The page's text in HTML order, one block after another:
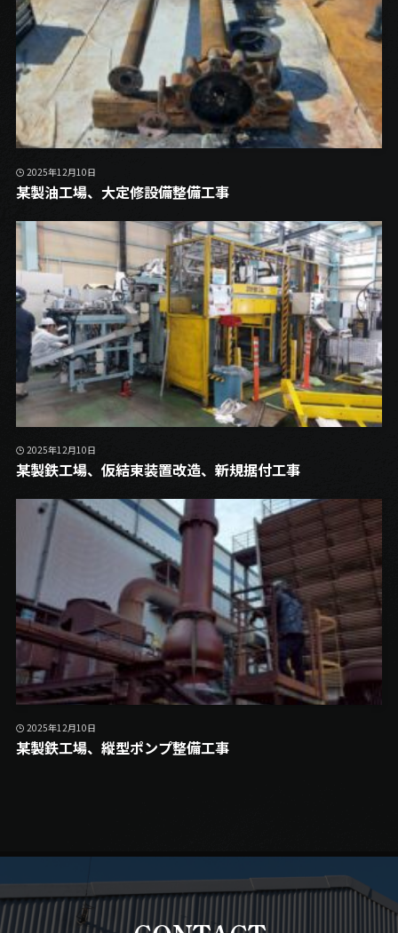
某製油工場、大定修設備整備工事
2025年12月10日
某製鉄工場、仮結束装置改造、新規据付工事
2025年12月10日
某製鉄工場、縦型ポンプ整備工事
2025年12月10日